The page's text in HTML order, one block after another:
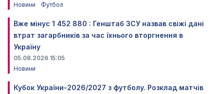
Новини
Футбол
Вже мінус 1 452 880 : Генштаб ЗСУ назвав свіжі дані
втрат загарбників за час їхнього вторгнення в
Україну
05.08.2026 15:05
Новини
Кубок України-2026/2027 з футболу. Розклад матчів